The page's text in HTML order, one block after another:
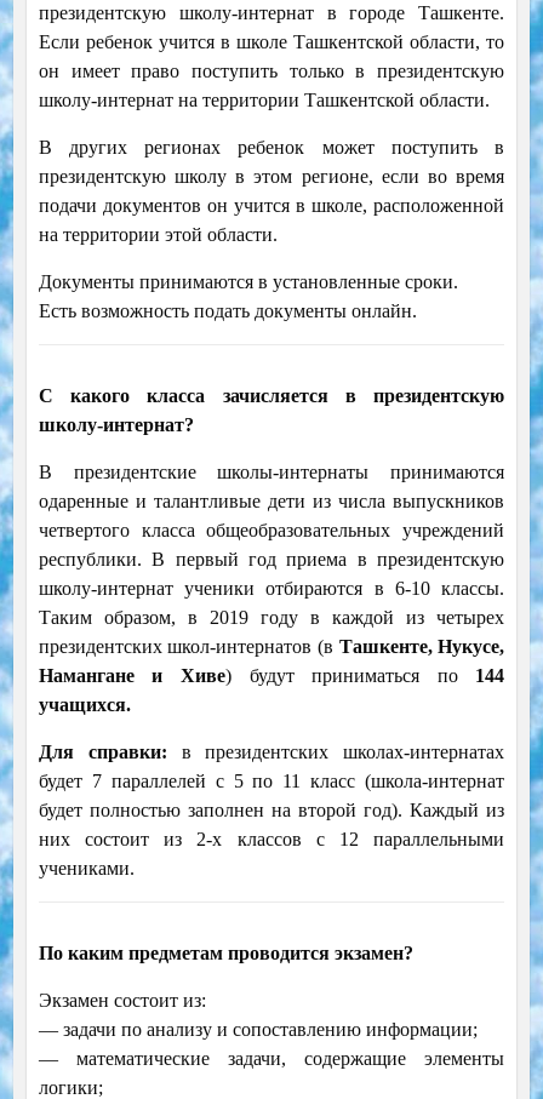
президентскую школу-интернат в городе Ташкенте.
Если ребенок учится в школе Ташкентской области, то
он имеет право поступить только в президентскую
школу-интернат на территории Ташкентской области.
В других регионах ребенок может поступить в
президентскую школу в этом регионе, если во время
подачи документов он учится в школе, расположенной
на территории этой области.
Документы принимаются в установленные сроки.
Есть возможность подать документы онлайн.
С какого класса зачисляется в президентскую
школу-интернат?
В президентские школы-интернаты принимаются
одаренные и талантливые дети из числа выпускников
четвертого класса общеобразовательных учреждений
республики. В первый год приема в президентскую
школу-интернат ученики отбираются в 6-10 классы.
Таким образом, в 2019 году в каждой из четырех
президентских школ-интернатов (в Ташкенте, Нукусе,
Намангане и Хиве) будут приниматься по 144
учащихся.
Для справки: в президентских школах-интернатах
будет 7 параллелей с 5 по 11 класс (школа-интернат
будет полностью заполнен на второй год). Каждый из
них состоит из 2-х классов с 12 параллельными
учениками.
По каким предметам проводится экзамен?
Экзамен состоит из:
— задачи по анализу и сопоставлению информации;
— математические задачи, содержащие элементы
логики;